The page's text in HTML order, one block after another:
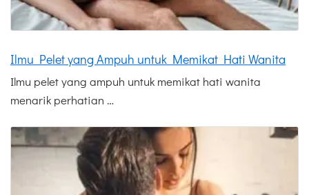
Ilmu Pelet yang Ampuh untuk Memikat Hati Wanita
Ilmu pelet yang ampuh untuk memikat hati wanita
menarik perhatian …